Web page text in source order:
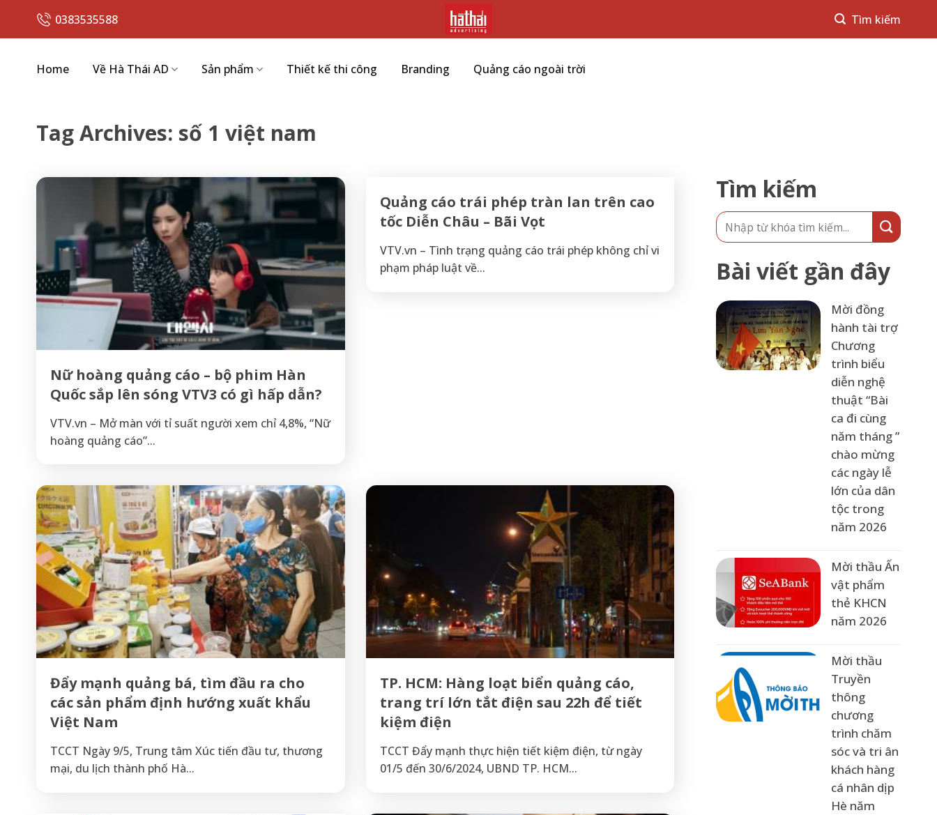
content
0383535588
Home Về Hà Thái AD Sản phẩm Thiết kế thi công Branding Quảng cáo ngoài trời
Tag Archives: số 1 việt nam
Nữ hoàng quảng cáo – bộ phim Hàn
Quốc sắp lên sóng VTV3 có gì hấp dẫn?
VTV.vn – Mở màn với tỉ suất người xem chỉ 4,8%, “Nữ
hoàng quảng cáo”...
Quảng cáo trái phép tràn lan trên cao
tốc Diễn Châu – Bãi Vọt
VTV.vn – Tình trạng quảng cáo trái phép không chỉ vi
phạm pháp luật về...
Đẩy mạnh quảng bá, tìm đầu ra cho
các sản phẩm định hướng xuất khẩu
Việt Nam
TCCT Ngày 9/5, Trung tâm Xúc tiến đầu tư, thương
mại, du lịch thành phố Hà...
TP. HCM: Hàng loạt biển quảng cáo,
trang trí lớn tắt điện sau 22h để tiết
kiệm điện
TCCT Đẩy mạnh thực hiện tiết kiệm điện, từ ngày
01/5 đến 30/6/2024, UBND TP. HCM...
Tìm kiếm
Bài viết gần đây
Mời đồng
hành tài trợ
Chương
trình biểu
diễn nghệ
thuật “Bài
ca đi cùng
năm tháng ”
chào mừng
các ngày lễ
lớn của dân
tộc trong
năm 2026
Mời thầu Ấn
vật phẩm
thẻ KHCN
năm 2026
Mời thầu
Truyền
thông
chương
trình chăm
sóc và tri ân
khách hàng
cá nhân dịp
Hè năm